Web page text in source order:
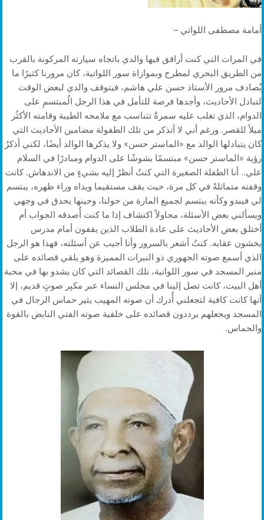
أمامة مصطفى اللواتي –
في المرات التي كنت أرافق فيها والدي باتجاه سيارته المركونة بالقرب
من الطريق البحري لمطرح وبموازاة سور اللواتية، كان مرورنا كثيرًا ما
يُصادف مرور الأستاذ حسن علي هاشم، فيتوقف والدي لبعض الوقت
لتبادل الأحاديث، وأجدها فرصة للتأمل في هذا الرجل الُمبتسمِ على
الدوام، الذي تغلب عليه سمرةٌ تتناسب مع ملامحه الطيبة وقامته الأكثُر
ميلاً للقصر. ورغم أني لا أتذكر من تلك الطفولة مضامين الأحاديث التي
كان يتبادلها الوالد مع «الماستر حسن» ولا يذكرها الوالد أيضًا، لكني أذكرُ
رؤية «الماستر حسن» مبتسمًا بشوشًا على الدوام ومبادرًا في السلام
علي.. أنا الطفلة الصغيرة التي كنتُ أنظرُ إليه بشيءٍ من الاندهاش. كانت
وقفته متماثلةً في كل مرة، حيث يقف مستقيما ويداه وراء ظهره، يبتسم
لي فيبدو وكأنه يبتسم لجميع المارة من حولنا، وحينها يحدق في وجهي
ويسألني بعض الأسئلة، محاولاً اكتشاف إذا ما كنت أُصدقه الجواب أم
أختلق بعض الأحاديث على عادة الطلاب الذين يقفون أمام مدرس
يخشون عقابه. كنتُ أشعر بالسرور وأنا أجيب عن أسئلته، فهذا هو الرجل
الذي أسمع صوته الجهوري ذو النبرات المميزة وهو يلقي قصائده على
منبر المسجد في سور اللواتية، تلك القصائد التي كان يشدو بها في محبة
أهل البيت، كانت تصل إلينا في مجلس النساء عبر مكبِر صوتٍ قديم، إلا
أنها كانت كافية لتجعلني أُدرك أن صوته المهيب يثير حماس الرجال في
المسجد ويجعلهم يرددون قصائده على خلفية صوته الفتي النابض بالقوة
والحماس.